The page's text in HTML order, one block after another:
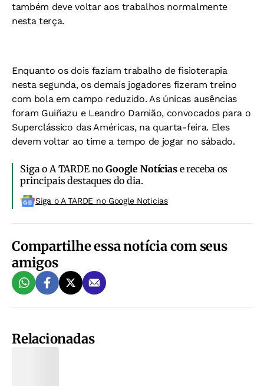
também deve voltar aos trabalhos normalmente
nesta terça.
Enquanto os dois faziam trabalho de fisioterapia
nesta segunda, os demais jogadores fizeram treino
com bola em campo reduzido. As únicas ausências
foram Guiñazu e Leandro Damião, convocados para o
Superclássico das Américas, na quarta-feira. Eles
devem voltar ao time a tempo de jogar no sábado.
Siga o A TARDE noGoogle Notíciase receba os
principais destaques do dia.
Siga o A TARDE no Google Noticias
Compartilhe essa notícia com seus
amigos
Relacionadas